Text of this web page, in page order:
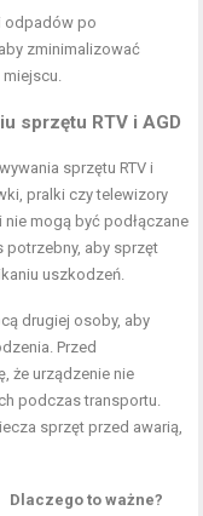
odpadów po
zminimalizować
miejscu.
sprzętu RTV i AGD
sprzętu RTV i
pralki czy telewizory
mogą być podłączane
potrzebny, aby sprzęt
uszkodzeń.
drugiej osoby, aby
Przed
że urządzenie nie
podczas transportu.
sprzęt przed awarią,
Dlaczego to ważne?